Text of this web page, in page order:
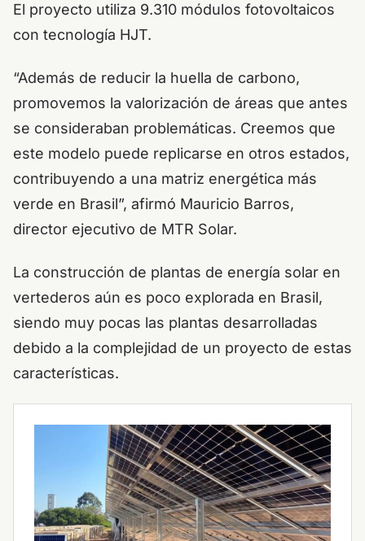
El proyecto utiliza 9.310 módulos fotovoltaicos
con tecnología HJT.
“Además de reducir la huella de carbono,
promovemos la valorización de áreas que antes
se consideraban problemáticas. Creemos que
este modelo puede replicarse en otros estados,
contribuyendo a una matriz energética más
verde en Brasil”, afirmó Mauricio Barros,
director ejecutivo de MTR Solar.
La construcción de plantas de energía solar en
vertederos aún es poco explorada en Brasil,
siendo muy pocas las plantas desarrolladas
debido a la complejidad de un proyecto de estas
características.